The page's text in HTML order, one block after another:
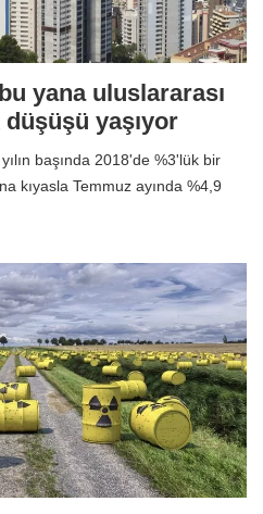
yana uluslararası
yaşıyor
başında 2018'de %3'lük bir
kıyasla Temmuz ayında %4,9